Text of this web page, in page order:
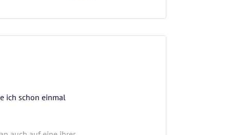
ich schon einmal